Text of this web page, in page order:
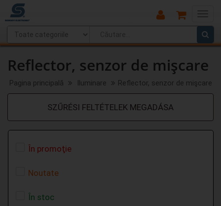
Main
Menu
Reflector, senzor de mişcare
Pagina principală Iluminare Reflector, senzor de mişcare
SZŰRÉSI FELTÉTELEK MEGADÁSA
În promoţie
Noutate
În stoc